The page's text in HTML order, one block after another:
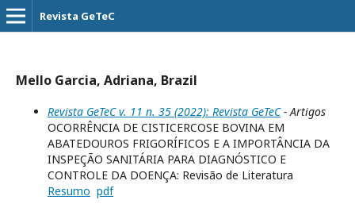
Revista GeTeC
Mello Garcia, Adriana, Brazil
Revista GeTeC v. 11 n. 35 (2022): Revista GeTeC- Artigos
OCORRÊNCIA DE CISTICERCOSE BOVINA EM
ABATEDOUROS FRIGORÍFICOS E A IMPORTÂNCIA DA
INSPEÇÃO SANITÁRIA PARA DIAGNÓSTICO E
CONTROLE DA DOENÇA: Revisão de Literatura
Resumo pdf